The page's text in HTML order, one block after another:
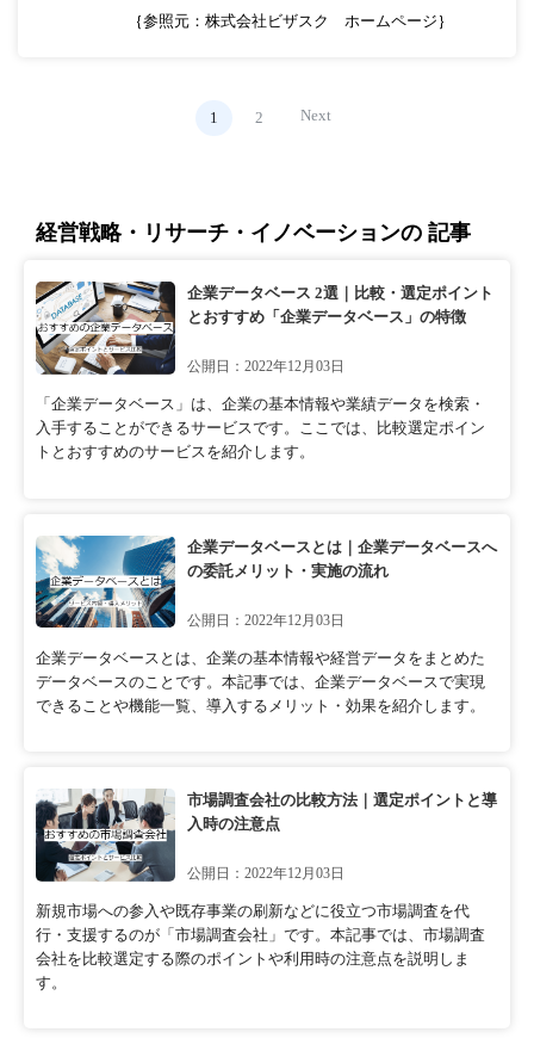
｛参照元：株式会社ビザスク ホームページ｝
1 2 Next
経営戦略・リサーチ・イノベーションの 記事
企業データベース 2選｜比較・選定ポイント
とおすすめ「企業データベース」の特徴
公開日：2022年12月03日
「企業データベース」は、企業の基本情報や業績データを検索・
入手することができるサービスです。ここでは、比較選定ポイン
トとおすすめのサービスを紹介します。
企業データベースとは｜企業データベースへ
の委託メリット・実施の流れ
公開日：2022年12月03日
企業データベースとは、企業の基本情報や経営データをまとめた
データベースのことです。本記事では、企業データベースで実現
できることや機能一覧、導入するメリット・効果を紹介します。
市場調査会社の比較方法｜選定ポイントと導
入時の注意点
公開日：2022年12月03日
新規市場への参入や既存事業の刷新などに役立つ市場調査を代
行・支援するのが「市場調査会社」です。本記事では、市場調査
会社を比較選定する際のポイントや利用時の注意点を説明しま
す。